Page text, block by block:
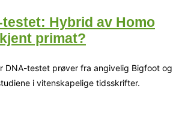
Hybrid av Homo
primat?
DNA-testet prøver fra angivelig Bigfoot og
i vitenskapelige tidsskrifter.